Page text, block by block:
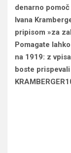
denarno
Ivana
pripisom »za
Pomagate
na 1919: z
boste